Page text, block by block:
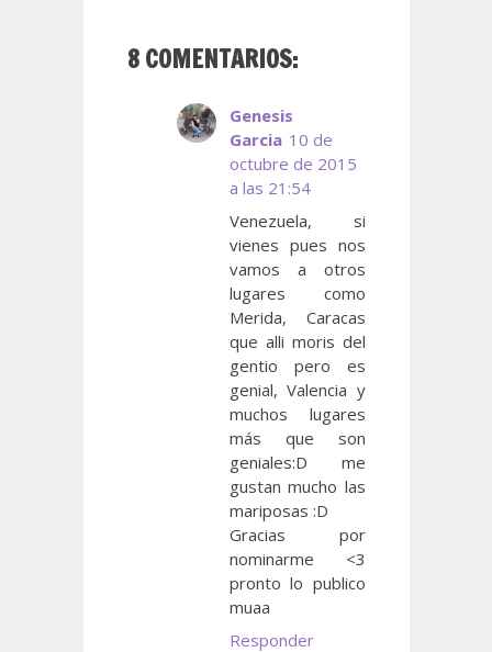
8 COMENTARIOS:
Genesis
Garcia 10 de
octubre de 2015
a las 21:54
Venezuela, si
vienes pues nos
vamos a otros
lugares como
Merida, Caracas
que alli moris del
gentio pero es
genial, Valencia y
muchos lugares
más que son
geniales:D me
gustan mucho las
mariposas :D
Gracias por
nominarme <3
pronto lo publico
muaa
Responder